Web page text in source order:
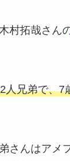
村拓哉さん
人兄弟で、7
さんはアメ